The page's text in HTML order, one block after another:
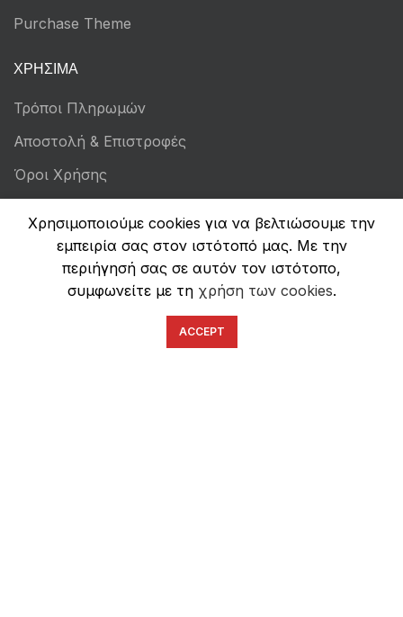
Purchase Theme
ΧΡΉΣΙΜΑ
Τρόποι Πληρωμών
Αποστολή & Επιστροφές
Όροι Χρήσης
Ασφάλεια Συναλλαγών
Χρησιμοποιούμε cookies για να βελτιώσουμε την
εμπειρία σας στον ιστότοπό μας. Με την
περιήγησή σας σε αυτόν τον ιστότοπο,
συμφωνείτε με τη χρήση των cookies.
ACCEPT